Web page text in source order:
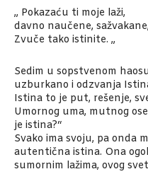
„ Pokazaću ti moje laži,
davno naučene,
Zvuče tako istinite. „
Sedim u sopstvenom
uzburkano i odzvanja
Istina to je put, rešenje,
Umornog uma, mutnog
je istina?“
Svako ima svoju, pa onda
autentična istina. Ona
sumornim lažima, ovog